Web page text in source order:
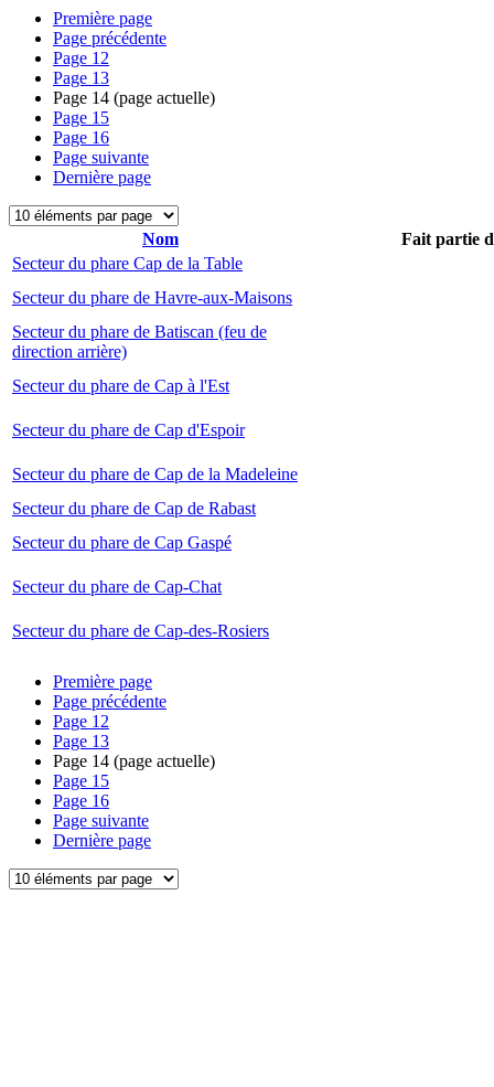
Première page
Page précédente
Page 12
Page 13
Page 14 (page actuelle)
Page 15
Page 16
Page suivante
Dernière page
Nom
Fait partie
Secteur du phare Cap de la Table
Secteur du phare de Havre-aux-Maisons
Secteur du phare de Batiscan (feu de
direction arrière)
Secteur du phare de Cap à l'Est
Secteur du phare de Cap d'Espoir
Secteur du phare de Cap de la Madeleine
Secteur du phare de Cap de Rabast
Secteur du phare de Cap Gaspé
Secteur du phare de Cap-Chat
Secteur du phare de Cap-des-Rosiers
Première page
Page précédente
Page 12
Page 13
Page 14 (page actuelle)
Page 15
Page 16
Page suivante
Dernière page